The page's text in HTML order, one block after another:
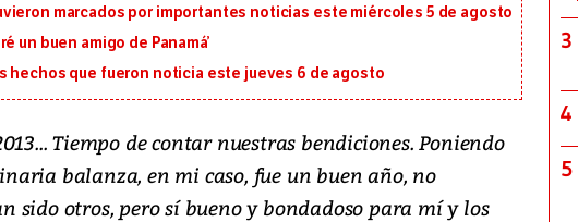
marcados por importantes noticias este miércoles 5 de agosto
un buen amigo de Panamá’
hechos que fueron noticia este jueves 6 de agosto
Tiempo de contar nuestras bendiciones. Poniendo
balanza, en mi caso, fue un buen año, no
sido otros, pero sí bueno y bondadoso para mí y los
3
4
5